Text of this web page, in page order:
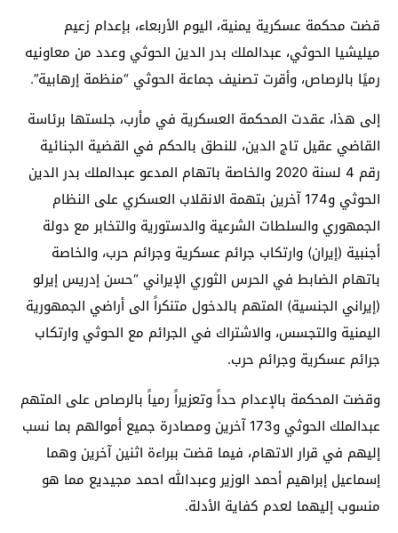
قضت محكمة عسكرية يمنية، اليوم الأربعاء، بإعدام زعيم
ميليشيا الحوثي، عبدالملك بدر الدين الحوثي وعدد من معاونيه
رميًا بالرصاص، وأقرت تصنيف جماعة الحوثي “منظمة إرهابية”.
إلى هذا، عقدت المحكمة العسكرية في مأرب، جلستها برئاسة
القاضي عقيل تاج الدين، للنطق بالحكم في القضية الجنائية
رقم 4 لسنة 2020 والخاصة باتهام المدعو عبدالملك بدر الدين
الحوثي و174 آخرين بتهمة الانقلاب العسكري على النظام
الجمهوري والسلطات الشرعية والدستورية والتخابر مع دولة
أجنبية (إيران) وارتكاب جرائم عسكرية وجرائم حرب، والخاصة
باتهام الضابط في الحرس الثوري الإيراني “حسن إدريس إيرلو
(إيراني الجنسية) المتهم بالدخول متنكراً الى أراضي الجمهورية
اليمنية والتجسس، والاشتراك في الجرائم مع الحوثي وارتكاب
جرائم عسكرية وجرائم حرب.
وقضت المحكمة بالإعدام حداً وتعزيراً رمياً بالرصاص على المتهم
عبدالملك الحوثي و173 آخرين ومصادرة جميع أموالهم بما نسب
إليهم في قرار الاتهام، فيما قضت ببراءة اثنين آخرين وهما
إسماعيل إبراهيم أحمد الوزير وعبدالله احمد مجيديع مما هو
منسوب إليهما لعدم كفاية الأدلة.